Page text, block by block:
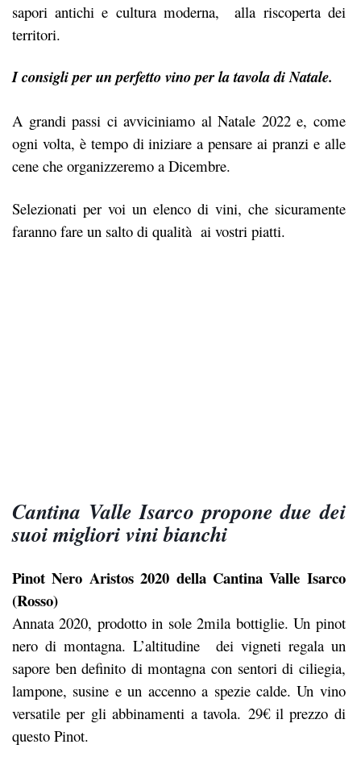
sapori antichi e cultura moderna, alla riscoperta dei
territori.
I consigli per un perfetto vino per la tavola di Natale.
A grandi passi ci avviciniamo al Natale 2022 e, come
ogni volta, è tempo di iniziare a pensare ai pranzi e alle
cene che organizzeremo a Dicembre.
Selezionati per voi un elenco di vini, che sicuramente
faranno fare un salto di qualità ai vostri piatti.
Cantina Valle Isarco propone due dei
suoi migliori vini bianchi
Pinot Nero Aristos 2020 della Cantina Valle Isarco
(Rosso)
Annata 2020, prodotto in sole 2mila bottiglie. Un pinot
nero di montagna. L’altitudine dei vigneti regala un
sapore ben definito di montagna con sentori di ciliegia,
lampone, susine e un accenno a spezie calde. Un vino
versatile per gli abbinamenti a tavola. 29€ il prezzo di
questo Pinot.